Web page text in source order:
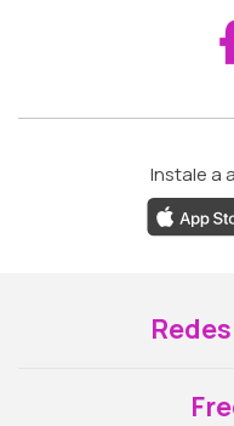
Instale a